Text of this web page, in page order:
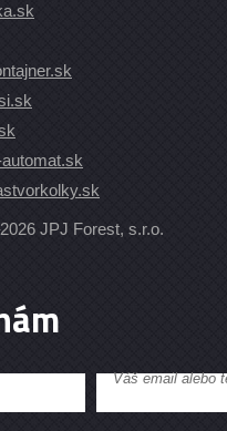
JPJ Forest, s.r.o.
Váš email alebo